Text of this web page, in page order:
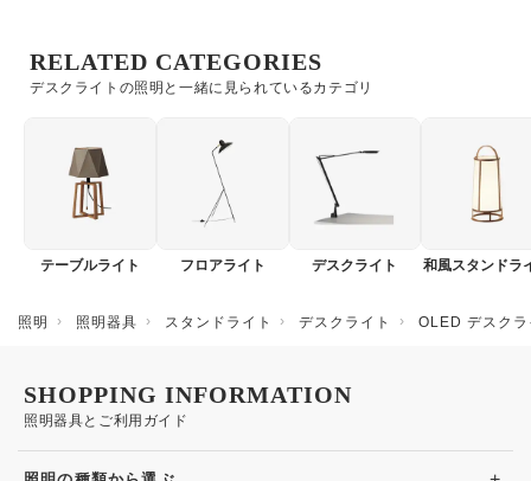
デスクライトの照明と一緒に見られているカテゴリ
RELATED CATEGORIES
テーブルライト フロアライト デスクライト 和風スタンドラ
照明 照明器具 スタンドライト デスクライト OLED デスク
照明器具とご利用ガイド
SHOPPING INFORMATION